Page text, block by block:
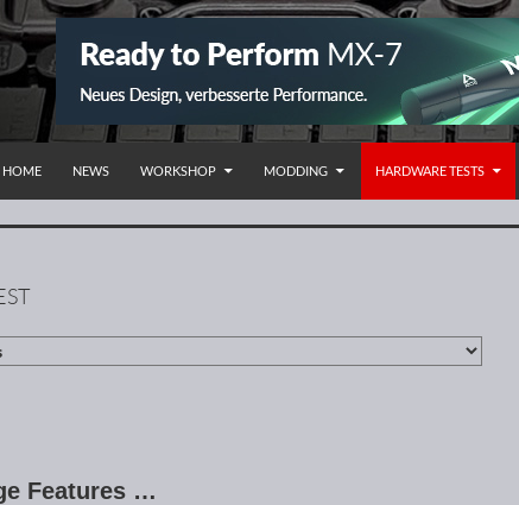
HOME
NEWS WORKSHOP MODDING HARDWARE TESTS
Features …